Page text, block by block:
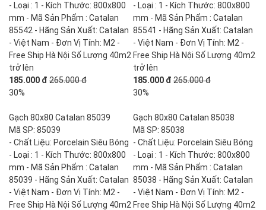
- Loại : 1 - Kích Thước: 800x800
mm - Mã Sản Phẩm : Catalan
85542 - Hãng Sản Xuất: Catalan
- Việt Nam - Đơn Vị Tính: M2 -
Free Ship Hà Nội Số Lượng 40m2
trở lên
185.000 đ 265.000 đ
30%
- Loại : 1 - Kích Thước: 800x800
mm - Mã Sản Phẩm : Catalan
85541 - Hãng Sản Xuất: Catalan
- Việt Nam - Đơn Vị Tính: M2 -
Free Ship Hà Nội Số Lượng 40m2
trở lên
185.000 đ 265.000 đ
30%
Gạch 80x80 Catalan 85039
Mã SP: 85039
- Chất Liệu: Porcelain Siêu Bóng
- Loại : 1 - Kích Thước: 800x800
mm - Mã Sản Phẩm : Catalan
85039 - Hãng Sản Xuất: Catalan
- Việt Nam - Đơn Vị Tính: M2 -
Free Ship Hà Nội Số Lượng 40m2
Gạch 80x80 Catalan 85038
Mã SP: 85038
- Chất Liệu: Porcelain Siêu Bóng
- Loại : 1 - Kích Thước: 800x800
mm - Mã Sản Phẩm : Catalan
85038 - Hãng Sản Xuất: Catalan
- Việt Nam - Đơn Vị Tính: M2 -
Free Ship Hà Nội Số Lượng 40m2